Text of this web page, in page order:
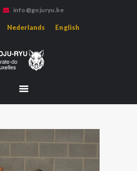
info@gojuryu.be
Nederlands English
Goju-ryu Karate-do Bruxelles, représentant le